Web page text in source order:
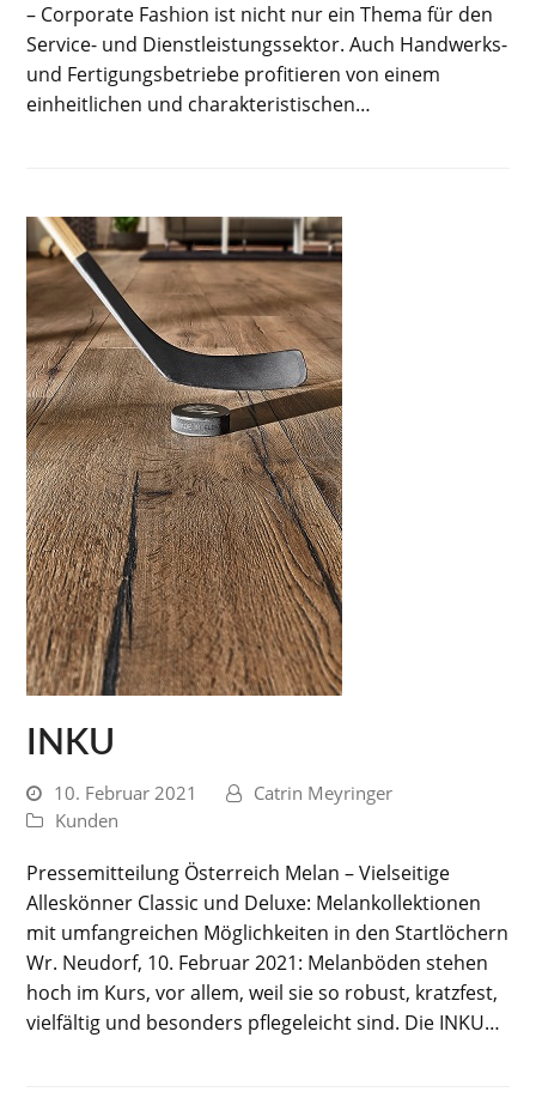
– Corporate Fashion ist nicht nur ein Thema für den
Service- und Dienstleistungssektor. Auch Handwerks-
und Fertigungsbetriebe profitieren von einem
einheitlichen und charakteristischen…
INKU
10. Februar 2021
Catrin Meyringer
Kunden
Pressemitteilung Österreich Melan – Vielseitige
Alleskönner Classic und Deluxe: Melankollektionen
mit umfangreichen Möglichkeiten in den Startlöchern
Wr. Neudorf, 10. Februar 2021: Melanböden stehen
hoch im Kurs, vor allem, weil sie so robust, kratzfest,
vielfältig und besonders pflegeleicht sind. Die INKU…